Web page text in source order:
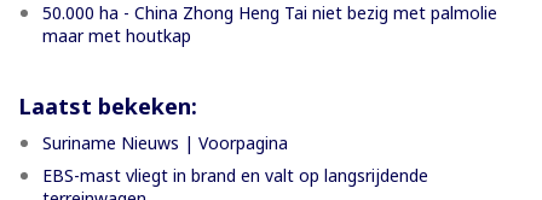
50.000 ha - China Zhong Heng Tai niet bezig met palmolie
maar met houtkap
Laatst bekeken:
Suriname Nieuws | Voorpagina
EBS-mast vliegt in brand en valt op langsrijdende